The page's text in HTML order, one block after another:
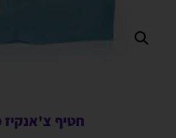
חטיף צ'אנקיז